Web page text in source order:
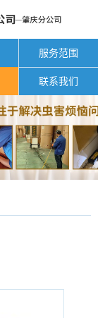
服务范围
联系我们